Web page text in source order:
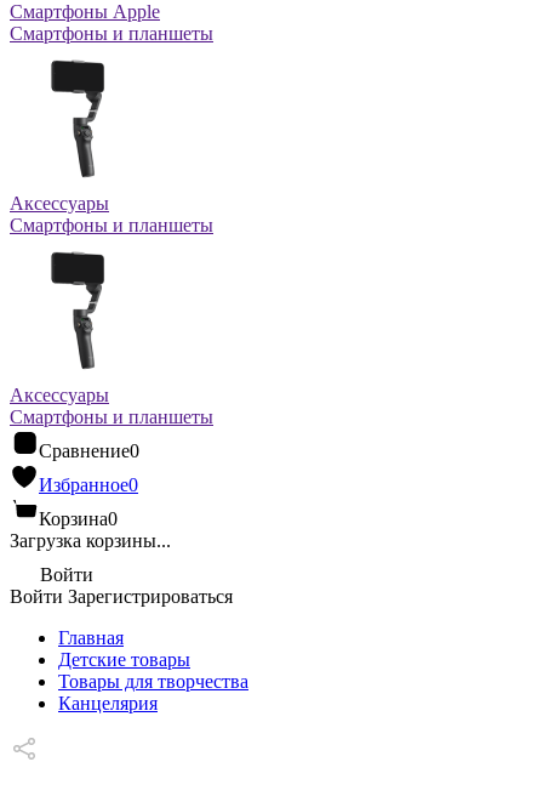
Смартфоны Apple
Смартфоны и планшеты
Аксессуары
Смартфоны и планшеты
Аксессуары
Смартфоны и планшеты
Сравнение0
Избранное0
Корзина0
Загрузка корзины...
Войти
Войти Зарегистрироваться
Главная
Детские товары
Товары для творчества
Канцелярия